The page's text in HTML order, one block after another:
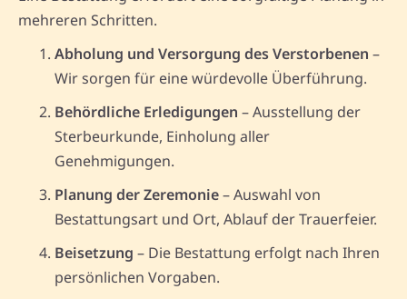
mehreren Schritten.
Abholung und Versorgung des Verstorbenen –
Wir sorgen für eine würdevolle Überführung.
Behördliche Erledigungen – Ausstellung der
Sterbeurkunde, Einholung aller
Genehmigungen.
Planung der Zeremonie– Auswahl von
Bestattungsart und Ort, Ablauf der Trauerfeier.
Beisetzung – Die Bestattung erfolgt nach Ihren
persönlichen Vorgaben.